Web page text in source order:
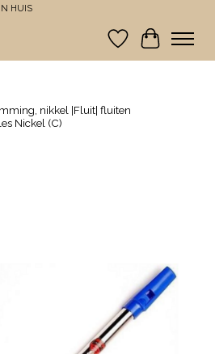
HUIS
Verlanglijst
nikkel |Fluit| fluiten
Nickel (C)